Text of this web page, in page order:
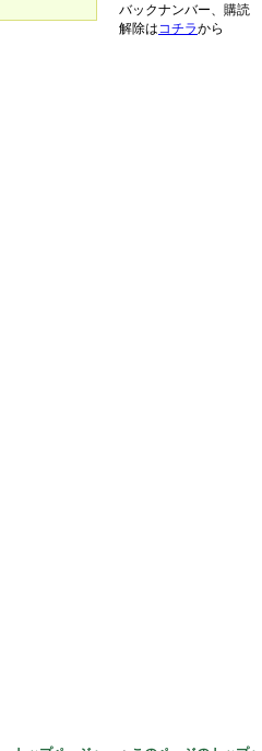
バックナンバー、購読
解除はコチラから